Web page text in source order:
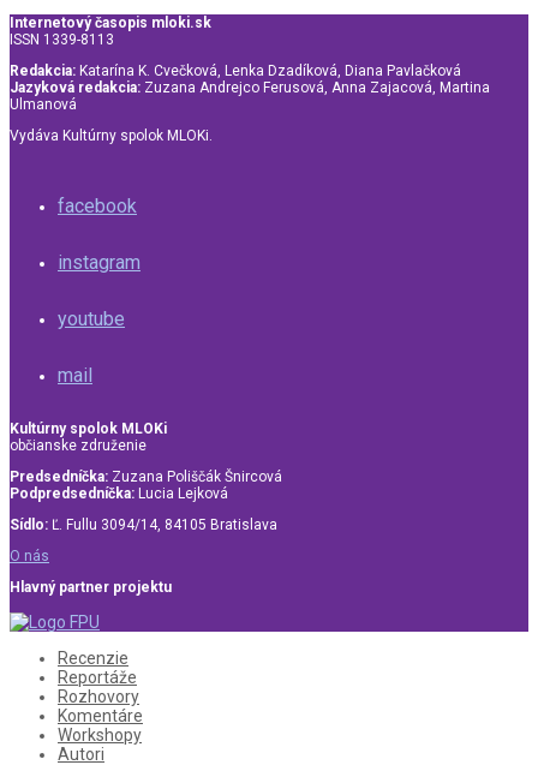
Internetový časopis mloki.sk
ISSN 1339-8113
Redakcia: Katarína K. Cvečková, Lenka Dzadíková, Diana Pavlačková
Jazyková redakcia: Zuzana Andrejco Ferusová, Anna Zajacová, Martina
Ulmanová
Vydáva Kultúrny spolok MLOKi.
facebook
instagram
youtube
mail
Kultúrny spolok MLOKi
občianske združenie
Predsedníčka: Zuzana Poliščák Šnircová
Podpredsedníčka: Lucia Lejková
Sídlo: Ľ. Fullu 3094/14, 84105 Bratislava
O nás
Hlavný partner projektu
Recenzie
Reportáže
Rozhovory
Komentáre
Workshopy
Autori